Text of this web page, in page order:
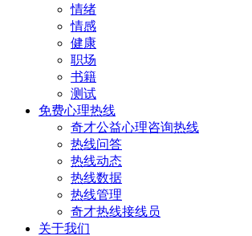
情绪
情感
健康
职场
书籍
测试
免费心理热线
奇才公益心理咨询热线
热线问答
热线动态
热线数据
热线管理
奇才热线接线员
关于我们